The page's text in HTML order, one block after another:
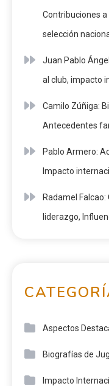
Contribuciones
selección
Juan Pablo
al club, impacto
Camilo Zúñiga:
Antecedentes
Pablo Armero:
Impacto
Radamel
liderazgo,
Aspectos
Biografías de
Impacto